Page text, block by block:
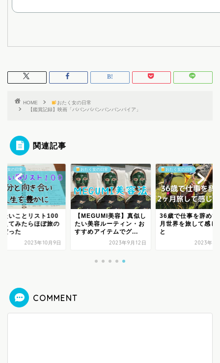
HOME
おたく女の日常
【鑑賞記録】映画「ババンババンバンバンパイア」
関連記事
く女の日常
たいことリスト100
えてみたらほぼ旅の
だった
2023年10月9日
おたく女の日常
【MEGUMI美容】真似し
たい美容ルーティン・お
すすめアイテムでグ...
2023年9月12日
おたく女の日常
36歳で仕事を辞めて
月世界を旅して感じ
と
2023年8
COMMENT